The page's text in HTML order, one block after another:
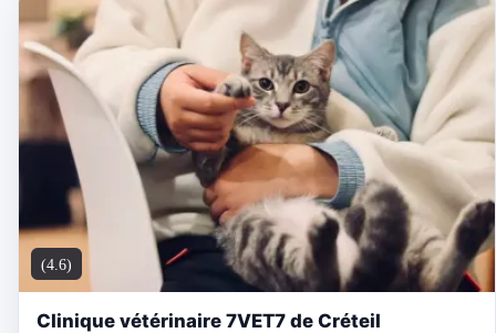
(4.6)
Clinique vétérinaire 7VET7 de Créteil